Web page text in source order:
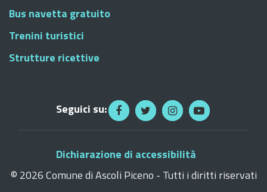
Bus navetta gratuito
Trenini turistici
Strutture ricettive
Seguici su:
Dichiarazione di accessibilità
© 2026 Comune di Ascoli Piceno - Tutti i diritti riservati